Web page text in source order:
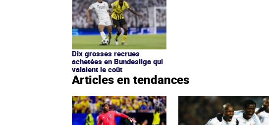
Dix grosses recrues
achetées en Bundesliga qui
valaient le coût
Articles en tendances